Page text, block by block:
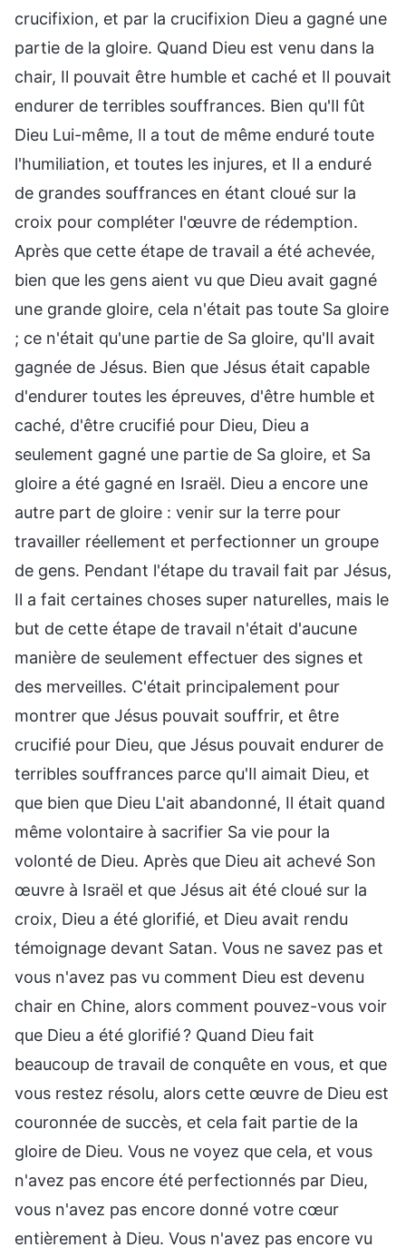
crucifixion, et par la crucifixion Dieu a gagné une
partie de la gloire. Quand Dieu est venu dans la
chair, Il pouvait être humble et caché et Il pouvait
endurer de terribles souffrances. Bien qu'Il fût
Dieu Lui-même, Il a tout de même enduré toute
l'humiliation, et toutes les injures, et Il a enduré
de grandes souffrances en étant cloué sur la
croix pour compléter l'œuvre de rédemption.
Après que cette étape de travail a été achevée,
bien que les gens aient vu que Dieu avait gagné
une grande gloire, cela n'était pas toute Sa gloire
; ce n'était qu'une partie de Sa gloire, qu'Il avait
gagnée de Jésus. Bien que Jésus était capable
d'endurer toutes les épreuves, d'être humble et
caché, d'être crucifié pour Dieu, Dieu a
seulement gagné une partie de Sa gloire, et Sa
gloire a été gagné en Israël. Dieu a encore une
autre part de gloire : venir sur la terre pour
travailler réellement et perfectionner un groupe
de gens. Pendant l'étape du travail fait par Jésus,
Il a fait certaines choses super naturelles, mais le
but de cette étape de travail n'était d'aucune
manière de seulement effectuer des signes et
des merveilles. C'était principalement pour
montrer que Jésus pouvait souffrir, et être
crucifié pour Dieu, que Jésus pouvait endurer de
terribles souffrances parce qu'Il aimait Dieu, et
que bien que Dieu L'ait abandonné, Il était quand
même volontaire à sacrifier Sa vie pour la
volonté de Dieu. Après que Dieu ait achevé Son
œuvre à Israël et que Jésus ait été cloué sur la
croix, Dieu a été glorifié, et Dieu avait rendu
témoignage devant Satan. Vous ne savez pas et
vous n'avez pas vu comment Dieu est devenu
chair en Chine, alors comment pouvez-vous voir
que Dieu a été glorifié ? Quand Dieu fait
beaucoup de travail de conquête en vous, et que
vous restez résolu, alors cette œuvre de Dieu est
couronnée de succès, et cela fait partie de la
gloire de Dieu. Vous ne voyez que cela, et vous
n'avez pas encore été perfectionnés par Dieu,
vous n'avez pas encore donné votre cœur
entièrement à Dieu. Vous n'avez pas encore vu